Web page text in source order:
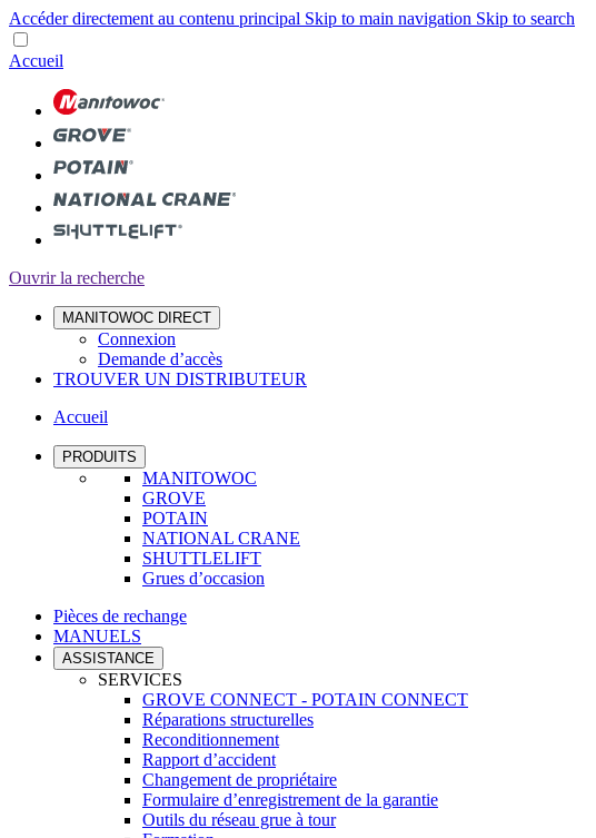
Accéder directement au contenu principal Skip to main navigation Skip to search
Accueil
Ouvrir la recherche
MANITOWOC DIRECT
Connexion
Demande d’accès
TROUVER UN DISTRIBUTEUR
Accueil
PRODUITS
MANITOWOC
GROVE
POTAIN
NATIONAL CRANE
SHUTTLELIFT
Grues d’occasion
Pièces de rechange
MANUELS
ASSISTANCE
SERVICES
GROVE CONNECT - POTAIN CONNECT
Réparations structurelles
Reconditionnement
Rapport d’accident
Changement de propriétaire
Formulaire d’enregistrement de la garantie
Outils du réseau grue à tour